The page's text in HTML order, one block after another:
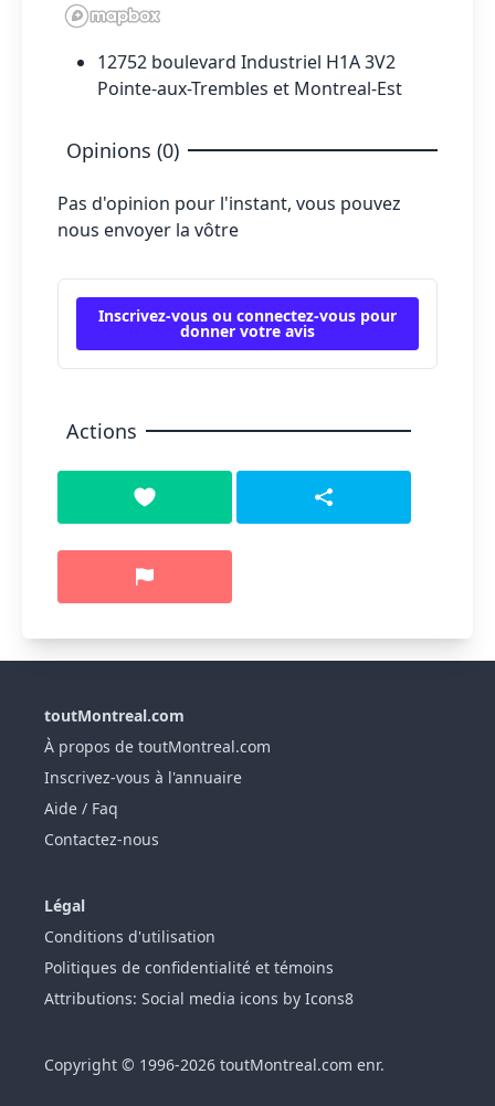
12752 boulevard Industriel H1A 3V2
Pointe-aux-Trembles et Montreal-Est
Opinions (0)
Pas d'opinion pour l'instant, vous pouvez
nous envoyer la vôtre
Inscrivez-vous ou connectez-vous pour
donner votre avis
Actions
toutMontreal.com
À propos de toutMontreal.com
Inscrivez-vous à l'annuaire
Aide / Faq
Contactez-nous
Légal
Conditions d'utilisation
Politiques de confidentialité et témoins
Attributions: Social media icons by Icons8
Copyright © 1996-2026 toutMontreal.com enr.